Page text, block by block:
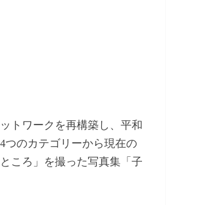
トワークを再構築し、平和
つのカテゴリーから現在の
ころ」を撮った写真集「子